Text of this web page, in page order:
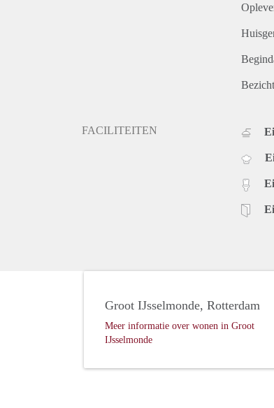
FACILITEITEN
Groot IJsselmonde, Rotterdam
Meer informatie over wonen in Groot
IJsselmonde